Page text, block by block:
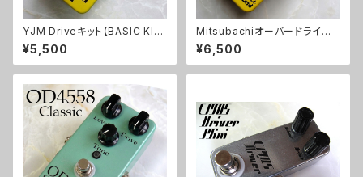
YJM Driveキット【BASIC KI
T】
¥5,500
Mitsubachiオーバードライブ
キット【BASIC KIT】
¥6,500